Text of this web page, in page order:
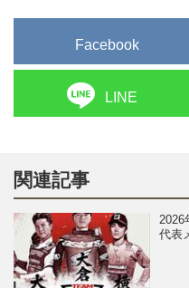
Facebook
LINE
関連記事
2026
代表